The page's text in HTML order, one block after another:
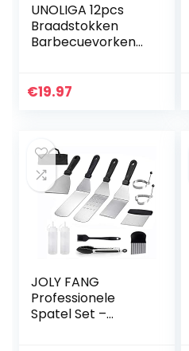
UNOLIGA 12pcs
Braadstokken
Barbecuevorken
Marshmallow
€19.97
JOLY FANG
Professionele
Spatel Set –